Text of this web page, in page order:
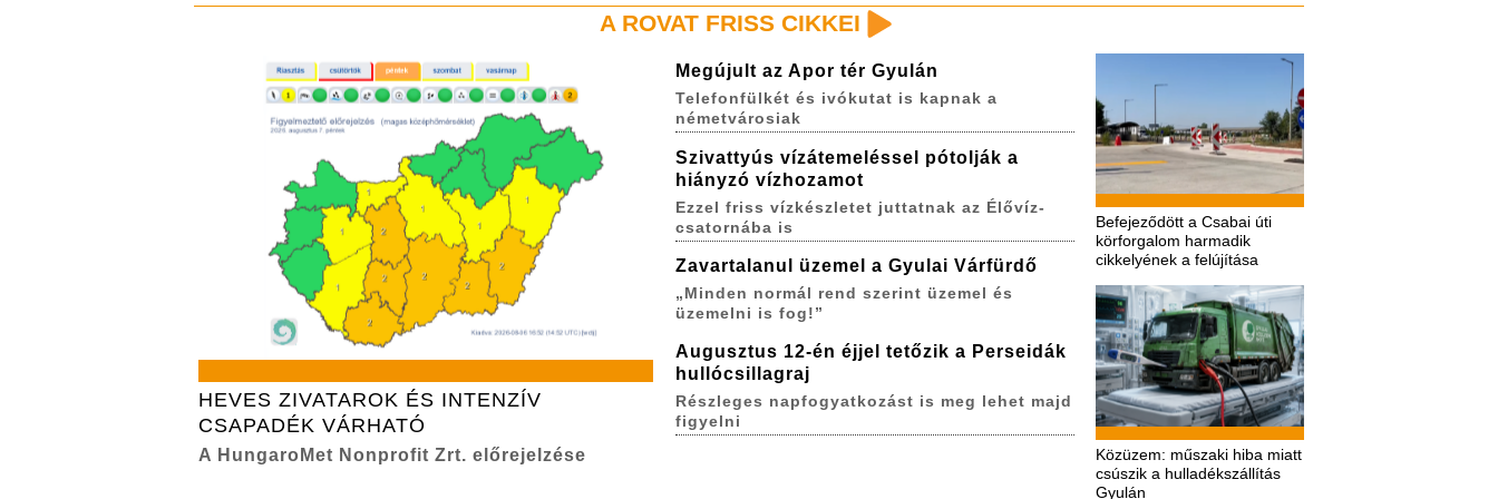
A ROVAT FRISS CIKKEI
HEVES ZIVATAROK ÉS INTENZÍV
CSAPADÉK VÁRHATÓ
A HungaroMet Nonprofit Zrt. előrejelzése
Befejeződött a Csabai úti
körforgalom harmadik
cikkelyének a felújítása
Közüzem: műszaki hiba miatt
csúszik a hulladékszállítás
Gyulán
Megújult az Apor tér Gyulán
Telefonfülkét és ivókutat is kapnak a
németvárosiak
Szivattyús vízátemeléssel pótolják a
hiányzó vízhozamot
Ezzel friss vízkészletet juttatnak az Élővíz-
csatornába is
Zavartalanul üzemel a Gyulai Várfürdő
„Minden normál rend szerint üzemel és
üzemelni is fog!”
Augusztus 12-én éjjel tetőzik a Perseidák
hullócsillagraj
Részleges napfogyatkozást is meg lehet majd
figyelni